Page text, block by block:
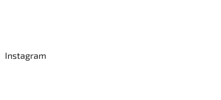
Instagram